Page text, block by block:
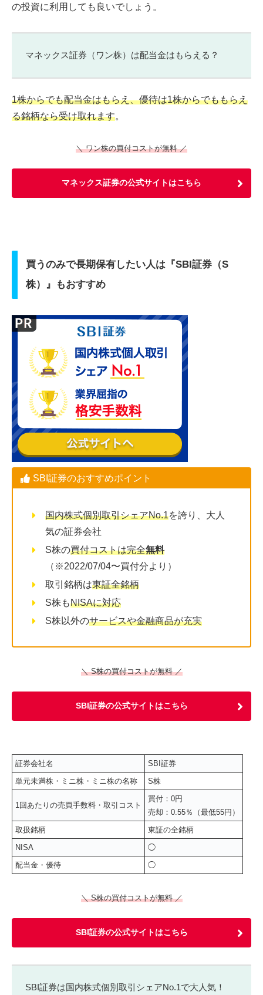
の投資に利用しても良いでしょう。
マネックス証券（ワン株）は配当金はもらえる？
1株からでも配当金はもらえ、優待は1株からでももらえ
る銘柄なら受け取れます。
＼ ワン株の買付コストが無料 ／
マネックス証券の公式サイトはこちら
買うのみで長期保有したい人は『SBI証券（S
株）』もおすすめ
SBI証券のおすすめポイント
国内株式個別取引シェアNo.1を誇り、大人
気の証券会社
S株の買付コストは完全無料
（※2022/07/04〜買付分より）
取引銘柄は東証全銘柄
S株もNISAに対応
S株以外のサービスや金融商品が充実
＼ S株の買付コストが無料 ／
SBI証券の公式サイトはこちら
証券会社名
SBI証券
単元未満株・ミニ株・ミニ株の名称
S株
1回あたりの売買手数料・取引コスト
買付：0円
売却：0.55％（最低55円）
取扱銘柄
東証の全銘柄
NISA
◯
配当金・優待
◯
＼ S株の買付コストが無料 ／
SBI証券の公式サイトはこちら
SBI証券は国内株式個別取引シェアNo.1で大人気！